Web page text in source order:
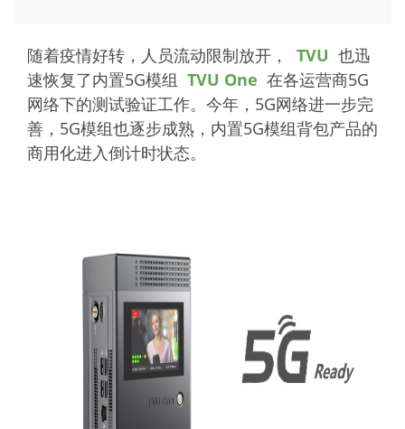
随着疫情好转，人员流动限制放开， TVU 也迅
速恢复了内置5G模组 TVU One 在各运营商5G
网络下的测试验证工作。今年，5G网络进一步完
善，5G模组也逐步成熟，内置5G模组背包产品的
商用化进入倒计时状态。